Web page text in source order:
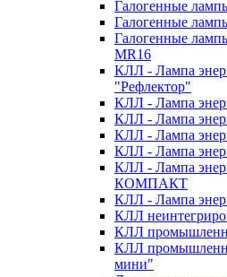
Галогенные
Галогенные
Галогенные
MR16
КЛЛ - Лампа
"Рефлектор"
КЛЛ - Лампа
КЛЛ - Лампа
КЛЛ - Лампа
КЛЛ - Лампа
КЛЛ - Лампа
КОМПАКТ
КЛЛ - Лампа
КЛЛ
КЛЛ
КЛЛ
мини"